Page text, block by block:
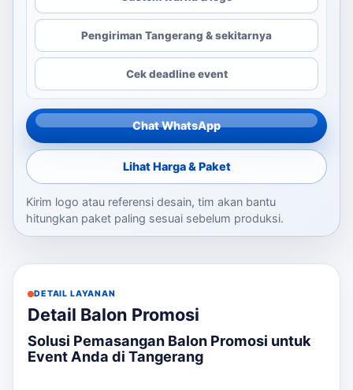
Pengiriman Tangerang & sekitarnya
Cek deadline event
Chat WhatsApp
Lihat Harga & Paket
Kirim logo atau referensi desain, tim akan bantu
hitungkan paket paling sesuai sebelum produksi.
DETAIL LAYANAN
Detail Balon Promosi
Solusi Pemasangan Balon Promosi untuk
Event Anda di Tangerang